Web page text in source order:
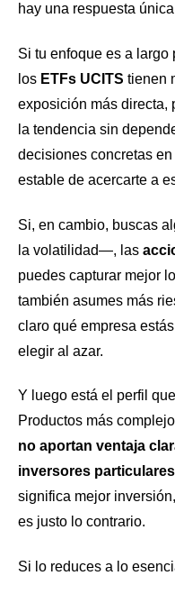
hay una respuesta
Si tu enfoque es a largo
los ETFs UCITS tienen
exposición más directa,
la tendencia sin
decisiones concretas
estable de acercarte a
Si, en cambio, buscas
la volatilidad—, las
puedes capturar mejor
también asumes más
claro qué empresa
elegir al azar.
Y luego está el perfil
Productos más
no aportan ventaja
inversores particulares
significa mejor
es justo lo contrario.
Si lo reduces a lo